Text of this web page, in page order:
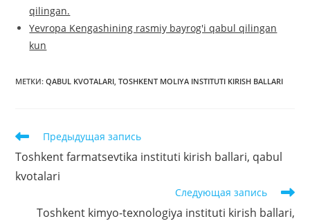
qilingan.
Yevropa Kengashining rasmiy bayrog'i qabul qilingan
kun
МЕТКИ:QABUL KVOTALARI TOSHKENT MOLIYA INSTITUTI KIRISH BALLARI
Читать
статьи
Предыдущая запись
Toshkent farmatsevtika instituti kirish ballari, qabul
kvotalari
Следующая запись
Toshkent kimyo-texnologiya instituti kirish ballari,